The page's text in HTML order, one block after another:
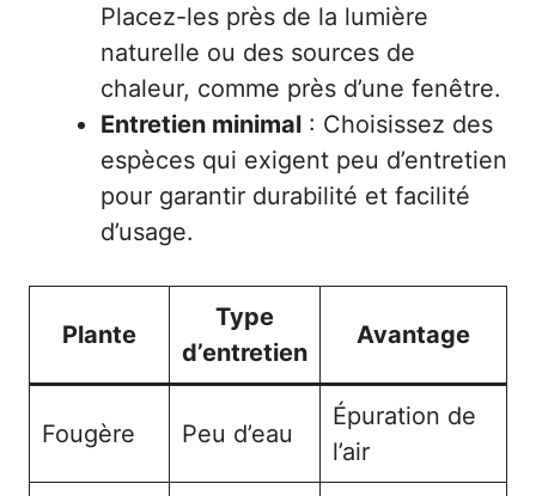
Placez-les près de la lumière
naturelle ou des sources de
chaleur, comme près d’une fenêtre.
Entretien minimal : Choisissez des
espèces qui exigent peu d’entretien
pour garantir durabilité et facilité
d’usage.
Plante
Type
d’entretien
Avantage
Fougère Peu d’eau
Épuration de
l’air